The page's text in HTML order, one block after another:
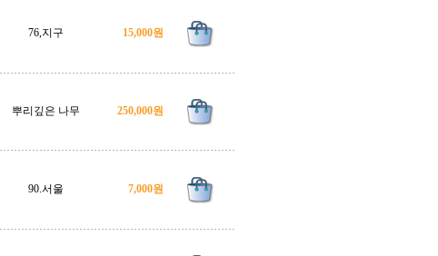
76,지구 15,000원
뿌리깊은 나무 250,000원
90.서울 7,000원